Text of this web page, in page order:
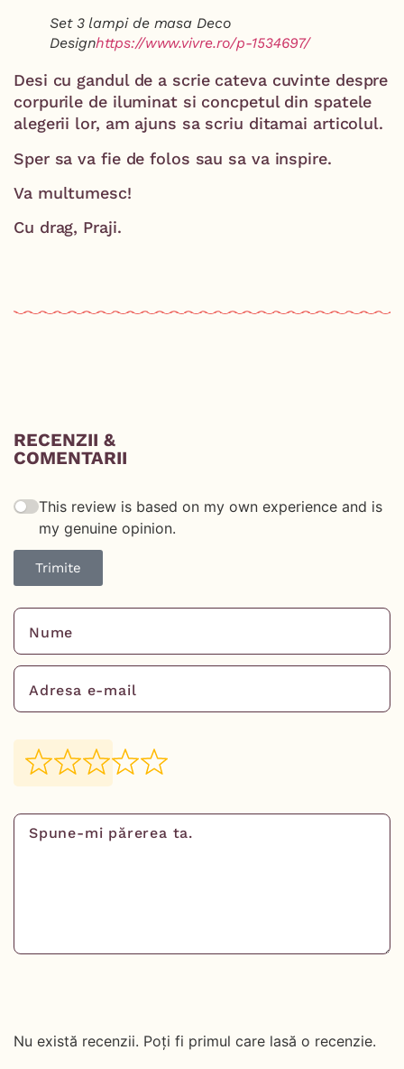
Set 3 lampi de masa Deco
Designhttps://www.vivre.ro/p-1534697/
Desi cu gandul de a scrie cateva cuvinte despre
corpurile de iluminat si concpetul din spatele
alegerii lor, am ajuns sa scriu ditamai articolul.
Sper sa va fie de folos sau sa va inspire.
Va multumesc!
Cu drag, Praji.
RECENZII &
COMENTARII
This review is based on my own experience and is
my genuine opinion.
Trimite
Nu există recenzii. Poți fi primul care lasă o recenzie.